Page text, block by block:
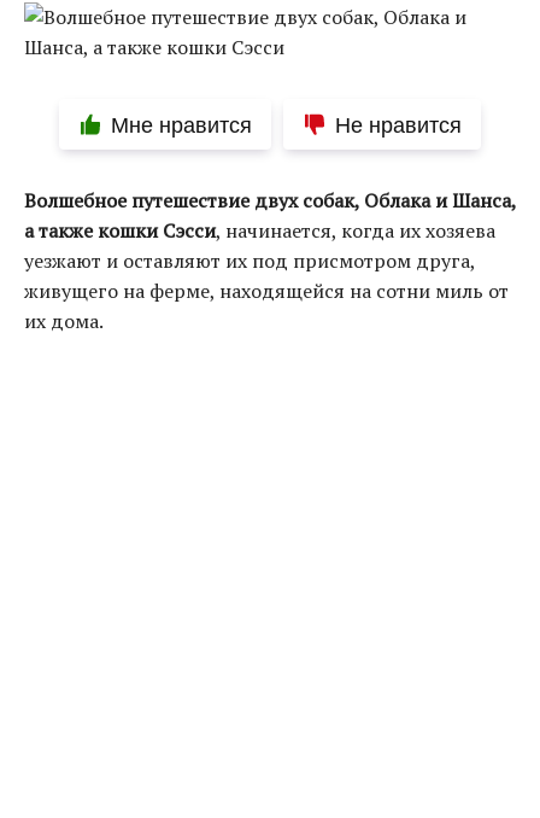
Мне нравится Не нравится
Волшебное путешествие двух собак, Облака и Шанса,
а также кошки Сэсси, начинается, когда их хозяева
уезжают и оставляют их под присмотром друга,
живущего на ферме, находящейся на сотни миль от
их дома.